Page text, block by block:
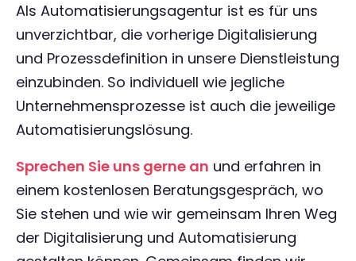
Als Automatisierungsagentur ist es für uns
unverzichtbar, die vorherige Digitalisierung
und Prozessdefinition in unsere Dienstleistung
einzubinden. So individuell wie jegliche
Unternehmensprozesse ist auch die jeweilige
Automatisierungslösung.
Sprechen Sie uns gerne an und erfahren in
einem kostenlosen Beratungsgespräch, wo
Sie stehen und wie wir gemeinsam Ihren Weg
der Digitalisierung und Automatisierung